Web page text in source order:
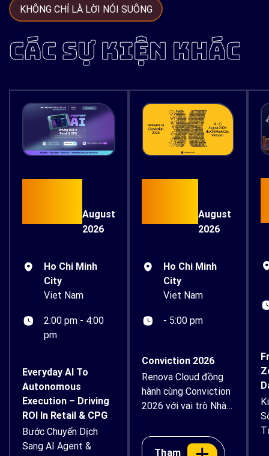
KHÔNG CHỈ LÀ LỜI NÓI SUÔNG
CÁC SỰ KIỆN KHÁC
August
2026
Ho Chi Minh
City
Viet Nam
2:00 pm - 4:00
pm
Everyday AI To
Autonomous
Execution – Driving
ROI In Retail & CPG
Bước Chuyển Dịch
Sang AI Agent &
August
2026
Ho Chi Minh
City
Viet Nam
- 5:00 pm
Conviction 2026
Renova Cloud đồng
hành cùng Conviction
2026 với vai trò Nhà
Cloud tự hào đồng
hành cùng Conviction
Tham